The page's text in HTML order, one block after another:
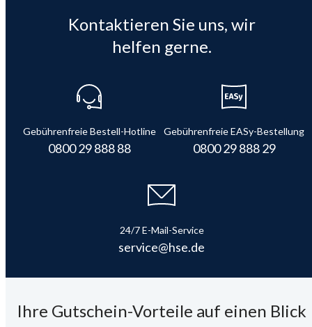
Kontaktieren Sie uns, wir
helfen gerne.
Gebührenfreie Bestell-Hotline
0800 29 888 88
Gebührenfreie EASy-Bestellung
0800 29 888 29
24/7 E-Mail-Service
service@hse.de
Ihre Gutschein-Vorteile auf einen Blick